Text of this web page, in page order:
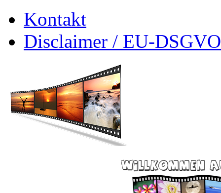
Kontakt
Disclaimer / EU-DSGVO